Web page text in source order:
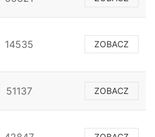
14535 ZOBACZ
51137 ZOBACZ